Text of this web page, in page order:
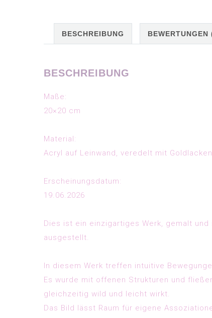
BESCHREIBUNG BEWERTUNGEN
BESCHREIBUNG
Maße:
20×20 cm
Material:
Acryl auf Leinwand, veredelt mit
Erscheinungsdatum:
19.06.2026
Dies ist ein einzigartiges Werk, gemalt
ausgestellt.
In diesem Werk treffen intuitive
Es wurde mit offenen Strukturen und
gleichzeitig wild und leicht wirkt.
Das Bild lässt Raum für eigene